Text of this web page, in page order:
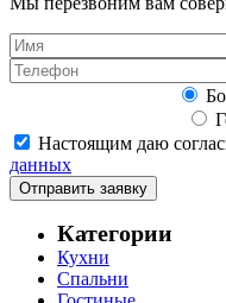
Настоящим даю
данных
Отправить заявку
Категории
Кухни
Спальни